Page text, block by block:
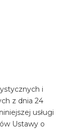
i
z dnia 24
usługi
Ustawy o